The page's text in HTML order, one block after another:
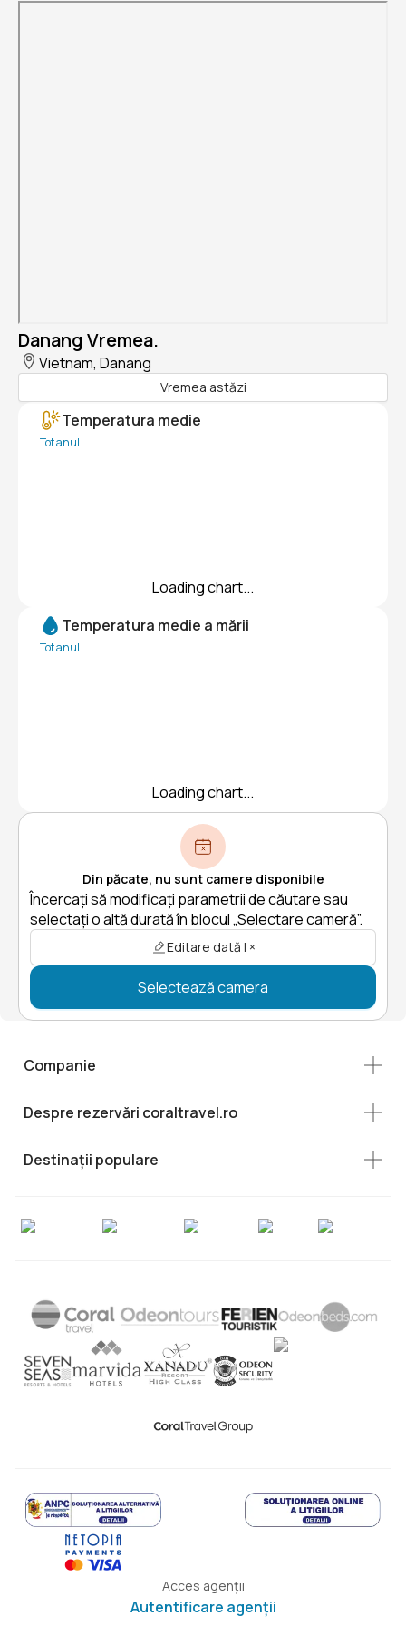
Danang Vremea.
Vietnam, Danang
Vremea astăzi
Temperatura medie
Tot anul
Loading chart...
Temperatura medie a mării
Tot anul
Loading chart...
Din păcate, nu sunt camere disponibile
Încercați să modificați parametrii de căutare sau
selectați o altă durată în blocul „Selectare cameră”.
Editare dată | ×
Selectează camera
Companie
Despre rezervări coraltravel.ro
Destinații populare
Acces agenții
Autentificare agenții